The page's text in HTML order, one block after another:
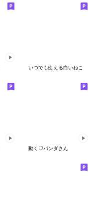
いつでも使える白いねこ
動く♡パンダさん